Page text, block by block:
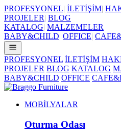
PROFESYONEL| İLETİŞİM|
PROJELER| BLOG
KATALOG| MALZEMELER
BABY&CHILD| OFFICE|
PROFESYONEL İLETİŞİM
PROJELER BLOG KATALOG
BABY&CHILD OFFICE
MOBİLYALAR
Oturma Odası